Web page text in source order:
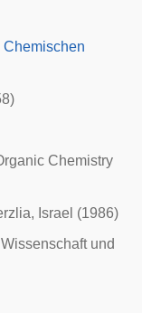
Chemistry
Israel (1986)
und